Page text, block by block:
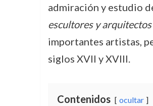
admiración y estudio
escultores y
importantes artistas,
siglos XVII y XVIII.
Contenidos ocultar